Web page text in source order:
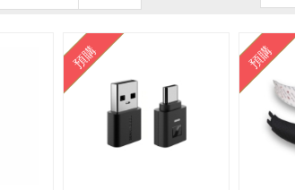
預購 預購